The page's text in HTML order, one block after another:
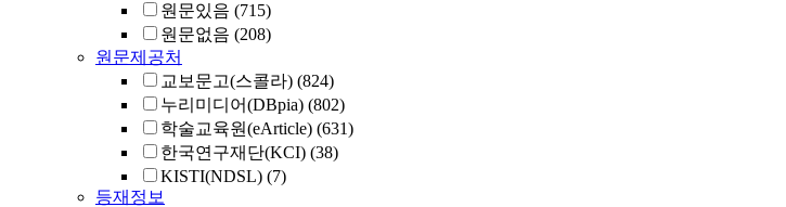
원문있음 (715)
원문없음 (208)
원문제공처
교보문고(스콜라) (824)
누리미디어(DBpia) (802)
학술교육원(eArticle) (631)
한국연구재단(KCI) (38)
KISTI(NDSL) (7)
등재정보